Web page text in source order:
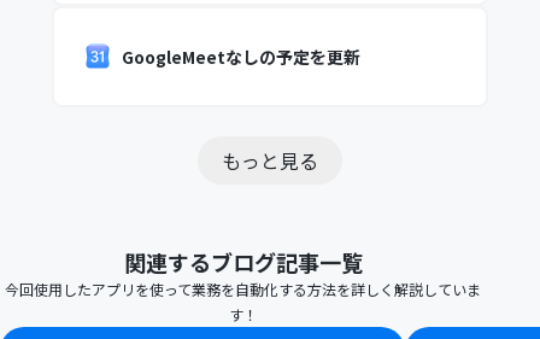
GoogleMeetなしの予定を更新
もっと見る
関連するブログ記事一覧
今回使用したアプリを使って業務を自動化する方法を詳しく解説していま
す！